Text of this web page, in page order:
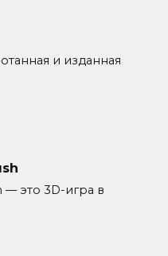
и изданная
— это 3D-игра в